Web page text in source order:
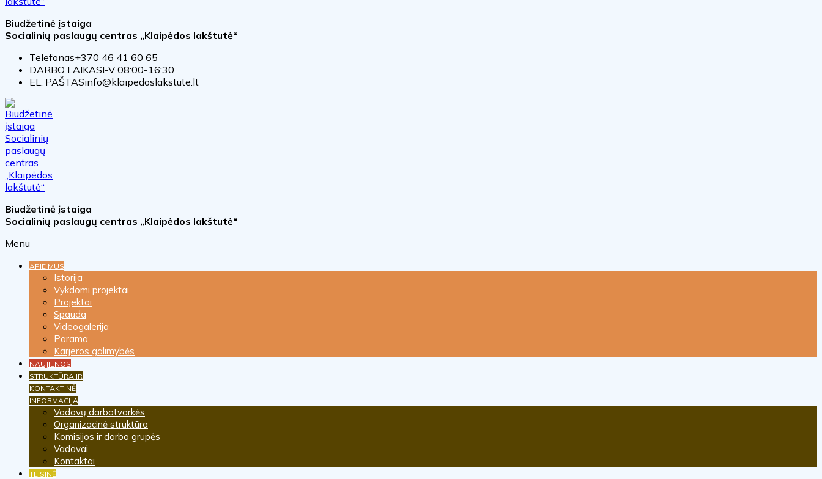
Biudžetinė įstaiga
Socialinių paslaugų centras „Klaipėdos lakštutė“
Telefonas+370 46 41 60 65
DARBO LAIKASI-V 08:00-16:30
EL. PAŠTASinfo@klaipedoslakstute.lt
Biudžetinė įstaiga
Socialinių paslaugų centras „Klaipėdos lakštutė“
Menu
APIE MUS
Istorija
Vykdomi projektai
Projektai
Spauda
Videogalerija
Parama
Karjeros galimybės
NAUJIENOS
STRUKTŪRA IR
KONTAKTINĖ
INFORMACIJA
Vadovų darbotvarkės
Organizacinė struktūra
Komisijos ir darbo grupės
Vadovai
Kontaktai
TEISINĖ